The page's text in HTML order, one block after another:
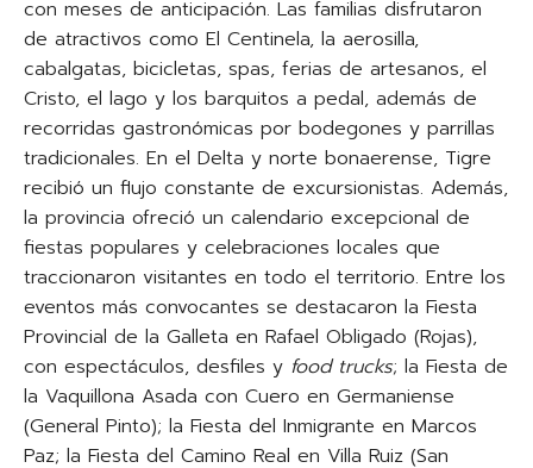
con meses de anticipación. Las familias disfrutaron
de atractivos como El Centinela, la aerosilla,
cabalgatas, bicicletas, spas, ferias de artesanos, el
Cristo, el lago y los barquitos a pedal, además de
recorridas gastronómicas por bodegones y parrillas
tradicionales. En el Delta y norte bonaerense, Tigre
recibió un flujo constante de excursionistas. Además,
la provincia ofreció un calendario excepcional de
fiestas populares y celebraciones locales que
traccionaron visitantes en todo el territorio. Entre los
eventos más convocantes se destacaron la Fiesta
Provincial de la Galleta en Rafael Obligado (Rojas),
con espectáculos, desfiles y food trucks; la Fiesta de
la Vaquillona Asada con Cuero en Germaniense
(General Pinto); la Fiesta del Inmigrante en Marcos
Paz; la Fiesta del Camino Real en Villa Ruiz (San